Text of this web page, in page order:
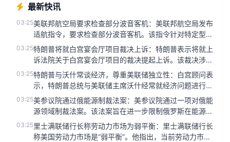
最新快讯
03:25美联邦航空局要求检查部分波音客机：美联邦航空局发布
适航指令，要求检查部分波音客机。该指令针对特定型号
的波音客机，涉及数量...
03:25特朗普将就白宫宴会厅项目裁决上诉：特朗普表示将就上
诉法院关于白宫宴会厅项目的裁决提起上诉。该裁决涉及
白宫宴会厅的改建计划...
03:25特朗普与沃什常谈经济，尊重美联储独立性：白宫顾问表
示，特朗普总统与美联储主席沃什经常就经济问题进行交
流，总统对美联储的独...
03:25美参议院通过俄能源制裁法案：美参议院通过一项对俄能
源领域制裁法案。该法案旨在进一步限制俄罗斯在能源领
域的经济活动，以回应...
03:25里士满联储行长称劳动力市场为弱平衡：里士满联储行长
称美国劳动力市场是“弱平衡”。他指出，当前劳动力市场